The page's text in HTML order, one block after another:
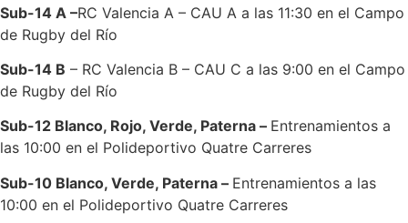
Sub-14 A –RC Valencia A – CAU A a las 11:30 en el Campo
de Rugby del Río
Sub-14 B – RC Valencia B – CAU C a las 9:00 en el Campo
de Rugby del Río
Sub-12 Blanco, Rojo, Verde, Paterna – Entrenamientos a
las 10:00 en el Polideportivo Quatre Carreres
Sub-10 Blanco, Verde, Paterna – Entrenamientos a las
10:00 en el Polideportivo Quatre Carreres